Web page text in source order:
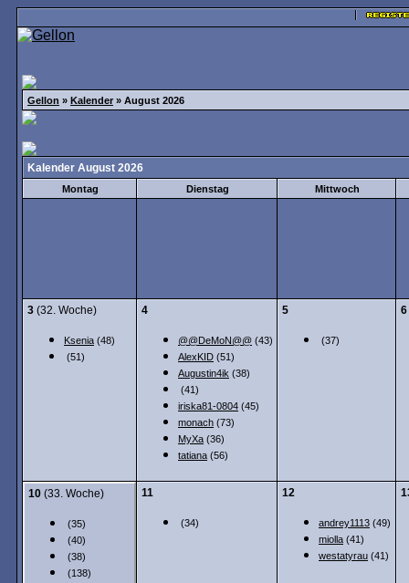
Gellon » Kalender » August 2026
Kalender August 2026
Montag Dienstag Mittwoch
3 (32. Woche)
Ksenia (48)
(51)
4
@@DeMoN@@ (43)
AlexKID (51)
Augustin4ik (38)
(41)
iriska81-0804 (45)
monach (73)
MyXa (36)
tatiana (56)
5
(37)
6
10 (33. Woche)
(35)
(40)
(38)
(138)
11
(34)
12
andrey1113 (49)
miolla (41)
westatyrau (41)